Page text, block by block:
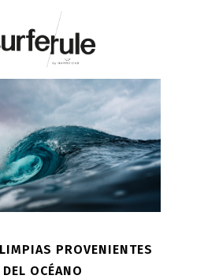
PROVENIENTES
DEL OCÉANO